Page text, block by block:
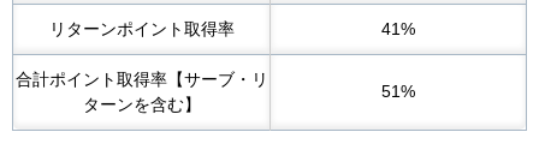
リターンポイント取得率 41%
合計ポイント取得率【サーブ・リ
ターンを含む】
51%